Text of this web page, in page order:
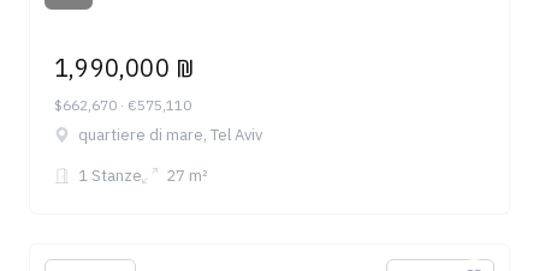
1,990,000 ₪
$662,670 · €575,110
quartiere di mare, Tel Aviv
1 Stanze
27 m²